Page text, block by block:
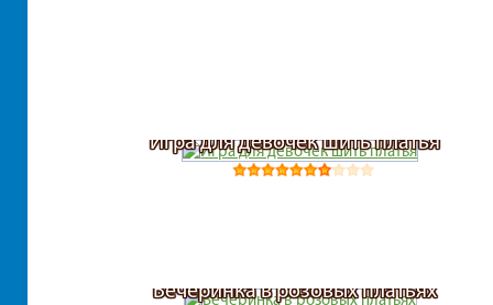
Игра для девочек шить платья
Вечеринка в розовых платьях